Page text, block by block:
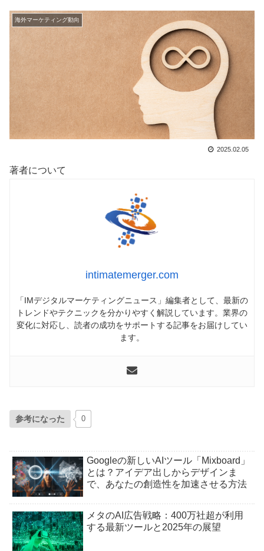
海外マーケティング動向
2025.02.05
著者について
intimatemerger.com
「IMデジタルマーケティングニュース」編集者として、最新の
トレンドやテクニックを分かりやすく解説しています。業界の
変化に対応し、読者の成功をサポートする記事をお届けしてい
ます。
参考になった 0
Googleの新しいAIツール「Mixboard」
とは？アイデア出しからデザインま
で、あなたの創造性を加速させる方法
メタのAI広告戦略：400万社超が利用
する最新ツールと2025年の展望